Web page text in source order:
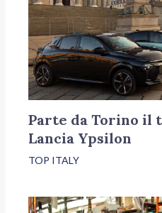
Parte da Torino il
Lancia Ypsilon
TOP ITALY